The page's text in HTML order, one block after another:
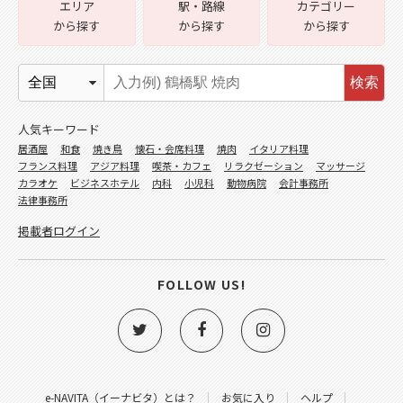
e-NAVITA（イーナビタ）とは？ お気に入り ヘルプ
エリア
から探す
駅・路線
から探す
カテゴリー
から探す
検索
人気キーワード
居酒屋 和食 焼き鳥 懐石・会席料理 焼肉
イタリア料理
フランス料理
アジア料理 喫茶・カフェ リラクゼーション
マッサージ
カラオケ
ビジネスホテル 内科 小児科 動物病院
会計事務所
法律事務所
掲載者ログイン
FOLLOW US!